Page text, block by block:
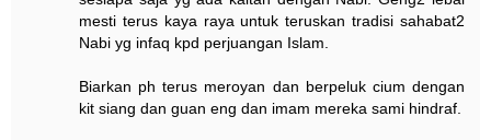
mesti terus kaya raya untuk teruskan tradisi sahabat2
Nabi yg infaq kpd perjuangan Islam.
Biarkan ph terus meroyan dan berpeluk cium dengan
kit siang dan guan eng dan imam mereka sami hindraf.